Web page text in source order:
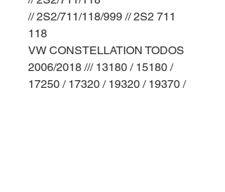
// 2S2/711/118/999 // 2S2 711
118
VW CONSTELLATION TODOS
2006/2018 /// 13180 / 15180 /
17250 / 17320 / 19320 / 19370 /